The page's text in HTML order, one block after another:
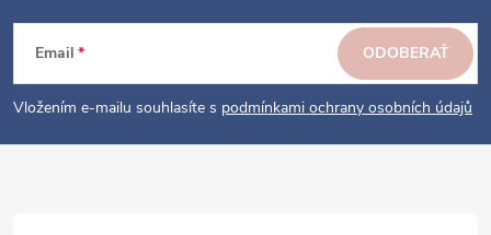
p
e
Email
Vložením e-mailu souhlasíte s podmínkami ochrany osobních údajů
ODOBERAŤ